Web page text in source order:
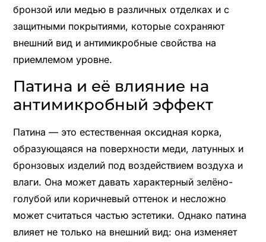
бронзой или медью в различных отделках и с
защитными покрытиями, которые сохраняют
внешний вид и антимикробные свойства на
приемлемом уровне.
Патина и её влияние на
антимикробный эффект
Патина — это естественная оксидная корка,
образующаяся на поверхности меди, латунных и
бронзовых изделий под воздействием воздуха и
влаги. Она может давать характерный зелёно-
голубой или коричневый оттенок и несложно
может считаться частью эстетики. Однако патина
влияет не только на внешний вид: она изменяет